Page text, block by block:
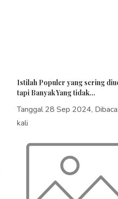
Istilah Populer yang sering
tapi Banyak Yang tidak...
Tanggal 28 Sep 2024,
kali